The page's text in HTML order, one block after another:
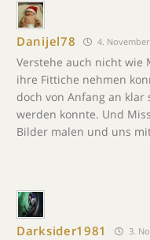
Danijel78 4. November
Verstehe auch nicht wie
ihre Fittiche nehmen
doch von Anfang an
werden konnte. Und
Bilder malen und uns
Darksider1981 3.